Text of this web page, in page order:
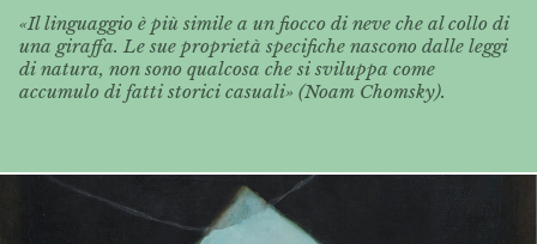
«Il linguaggio è più simile a un fiocco di neve che al collo di
una giraffa. Le sue proprietà specifiche nascono dalle leggi
di natura, non sono qualcosa che si sviluppa come
accumulo di fatti storici casuali» (Noam Chomsky).